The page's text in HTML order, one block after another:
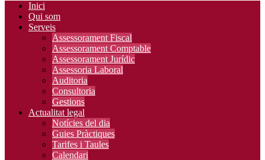
Inici
Qui som
Serveis
Assessorament Fiscal
Assessorament Comptable
Assessorament Jurídic
Assessoria Laboral
Auditoria
Consultoria
Gestions
Actualitat legal
Notícies del dia
Guies Pràctiques
Tarifes i Taules
Calendari